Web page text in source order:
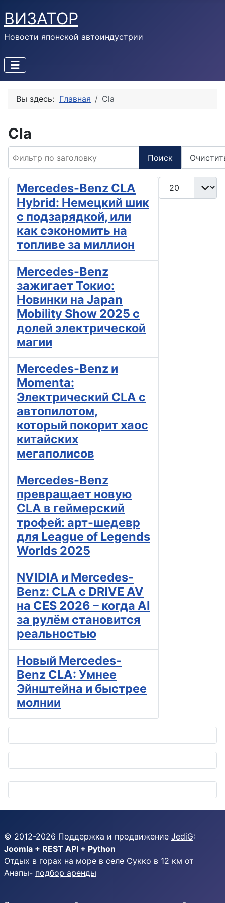
ВИЗАТОР
Новости японской автоиндустрии
Вы здесь: Главная Cla
Cla
Поиск
Кол-во строк:
Mercedes-Benz CLA
Hybrid: Немецкий шик
с подзарядкой, или
как сэкономить на
топливе за миллион
Mercedes-Benz
зажигает Токио:
Новинки на Japan
Mobility Show 2025 с
долей электрической
магии
Mercedes-Benz и
Momenta:
Электрический CLA с
автопилотом,
который покорит хаос
китайских
мегаполисов
Mercedes-Benz
превращает новую
CLA в геймерский
трофей: арт-шедевр
для League of Legends
Worlds 2025
NVIDIA и Mercedes-
Benz: CLA с DRIVE AV
на CES 2026 – когда AI
за рулём становится
реальностью
Новый Mercedes-
Benz CLA: Умнее
Эйнштейна и быстрее
молнии
© 2012-2026 Поддержка и продвижение JediG:
Joomla + REST API + Python
Отдых в горах на море в селе Сукко в 12 км от
Анапы- подбор аренды